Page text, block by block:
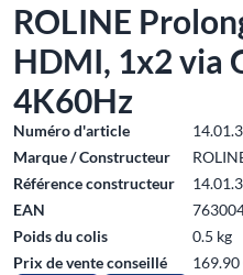
ROLINE
HDMI, 1x2 via
4K60Hz
Numéro d'article
Marque / Constructeur
Référence constructeur
EAN
Poids du colis
0.5 kg
Prix de vente conseillé